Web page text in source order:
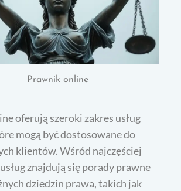
Prawnik online
oferują szeroki zakres usług
mogą być dostosowane do
klientów. Wśród najczęściej
znajdują się porady prawne
dziedzin prawa, takich jak